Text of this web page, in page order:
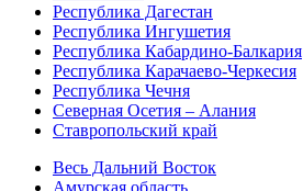
Республика Дагестан
Республика Ингушетия
Республика Кабардино-Балкария
Республика Карачаево-Черкесия
Республика Чечня
Северная Осетия – Алания
Ставропольский край
Весь Дальний Восток
Амурская область